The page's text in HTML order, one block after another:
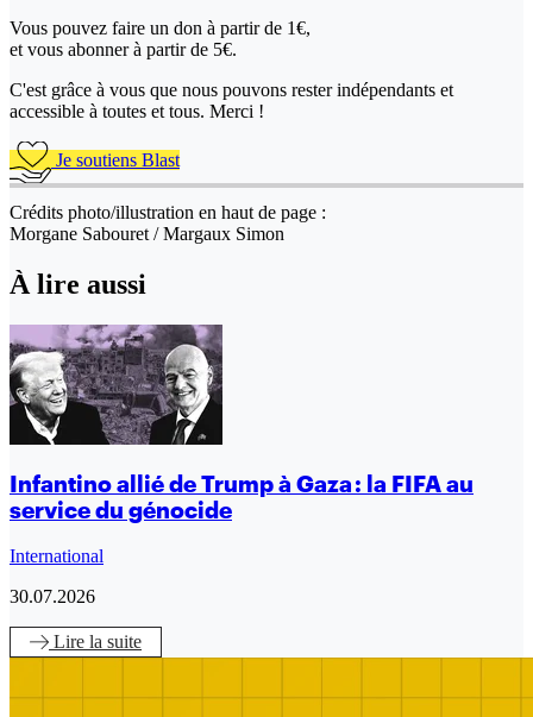
Vous pouvez faire un don à partir de 1€,
et vous abonner à partir de 5€.
C'est grâce à vous que nous pouvons rester indépendants et
accessible à toutes et tous. Merci !
Je soutiens Blast
Crédits photo/illustration en haut de page :
Morgane Sabouret / Margaux Simon
À lire aussi
Infantino allié de Trump à Gaza : la FIFA au
service du génocide
International
30.07.2026
Lire la suite